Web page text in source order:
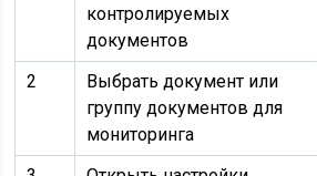
контролируемых
документов
2
Выбрать документ или
группу документов для
мониторинга